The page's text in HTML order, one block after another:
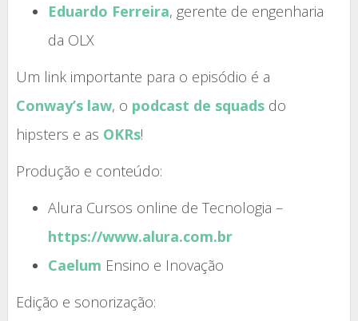
Eduardo Ferreira, gerente de engenharia
da OLX
Um link importante para o episódio é a
Conway’s law, o podcast de squads do
hipsters e as OKRs!
Produção e conteúdo:
Alura Cursos online de Tecnologia –
https://www.alura.com.br
Caelum Ensino e Inovação
Edição e sonorização: